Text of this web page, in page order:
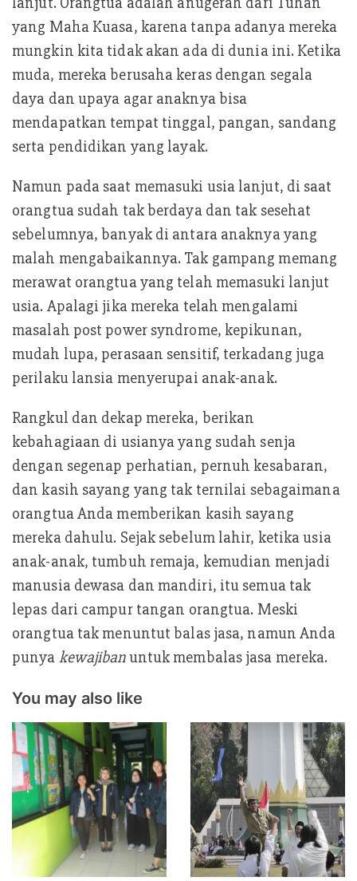
yang Maha Kuasa, karena tanpa adanya mereka
mungkin kita tidak akan ada di dunia ini. Ketika
muda, mereka berusaha keras dengan segala
daya dan upaya agar anaknya bisa
mendapatkan tempat tinggal, pangan, sandang
serta pendidikan yang layak.
Namun pada saat memasuki usia lanjut, di saat
orangtua sudah tak berdaya dan tak sesehat
sebelumnya, banyak di antara anaknya yang
malah mengabaikannya. Tak gampang memang
merawat orangtua yang telah memasuki lanjut
usia. Apalagi jika mereka telah mengalami
masalah post power syndrome, kepikunan,
mudah lupa, perasaan sensitif, terkadang juga
perilaku lansia menyerupai anak-anak.
Rangkul dan dekap mereka, berikan
kebahagiaan di usianya yang sudah senja
dengan segenap perhatian, pernuh kesabaran,
dan kasih sayang yang tak ternilai sebagaimana
orangtua Anda memberikan kasih sayang
mereka dahulu. Sejak sebelum lahir, ketika usia
anak-anak, tumbuh remaja, kemudian menjadi
manusia dewasa dan mandiri, itu semua tak
lepas dari campur tangan orangtua. Meski
orangtua tak menuntut balas jasa, namun Anda
punya kewajibanuntuk membalas jasa mereka.
You may also like